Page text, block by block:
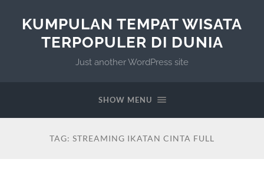
KUMPULAN TEMPAT WISATA
TERPOPULER DI DUNIA
Just another WordPress site
SHOW MENU
TAG: STREAMING IKATAN CINTA FULL